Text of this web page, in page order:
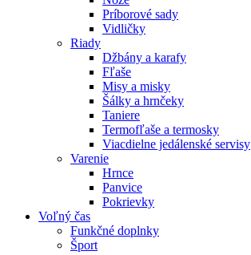
Príborové sady
Vidličky
Riady
Džbány a karafy
Fľaše
Misy a misky
Šálky a hrnčeky
Taniere
Termofľaše a termosky
Viacdielne jedálenské servisy
Varenie
Hrnce
Panvice
Pokrievky
Voľný čas
Funkčné doplnky
Šport